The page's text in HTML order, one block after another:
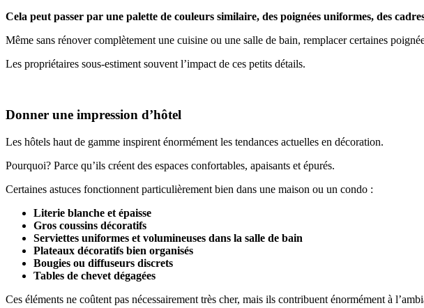
Cela peut passer par une palette de couleurs similaire, des poignées uniformes, des
Même sans rénover complètement une cuisine ou une salle de bain, remplacer certaines
Les propriétaires sous-estiment souvent l’impact de ces petits détails.
Donner une impression d’hôtel
Les hôtels haut de gamme inspirent énormément les tendances actuelles en décoration.
Pourquoi? Parce qu’ils créent des espaces confortables, apaisants et épurés.
Certaines astuces fonctionnent particulièrement bien dans une maison ou un condo :
Literie blanche et épaisse
Gros coussins décoratifs
Serviettes uniformes et volumineuses dans la salle de bain
Plateaux décoratifs bien organisés
Bougies ou diffuseurs discrets
Tables de chevet dégagées
Ces éléments ne coûtent pas nécessairement très cher, mais ils contribuent énormément à